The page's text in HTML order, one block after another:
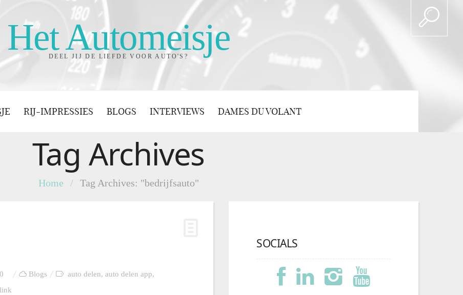
Het Automeisje
DEEL JIJ DE LIEFDE VOOR AUTO'S?
RIJ-IMPRESSIES BLOGS INTERVIEWS DAMES DU VOLANT
Tag Archives
Home / Tag Archives: "bedrijfsauto"
0 Blogs auto delen, auto delen app,
SOCIALS